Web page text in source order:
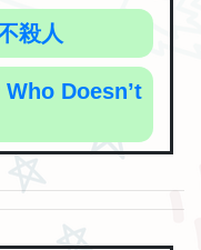
殺人
Doesn’t